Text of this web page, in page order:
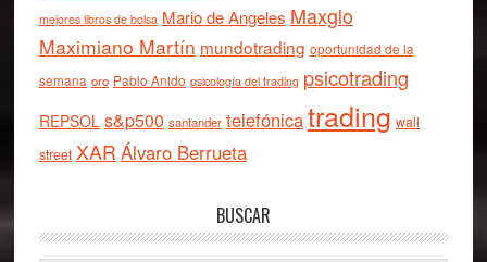
mejores libros de bolsa Mario de Angeles Maxglo
Maximiano Martín mundotrading oportunidad de la
semana oro Pablo Anido psicología del trading psicotrading
REPSOL s&p500 santander telefónicatrading wall
street XAR Álvaro Berrueta
BUSCAR